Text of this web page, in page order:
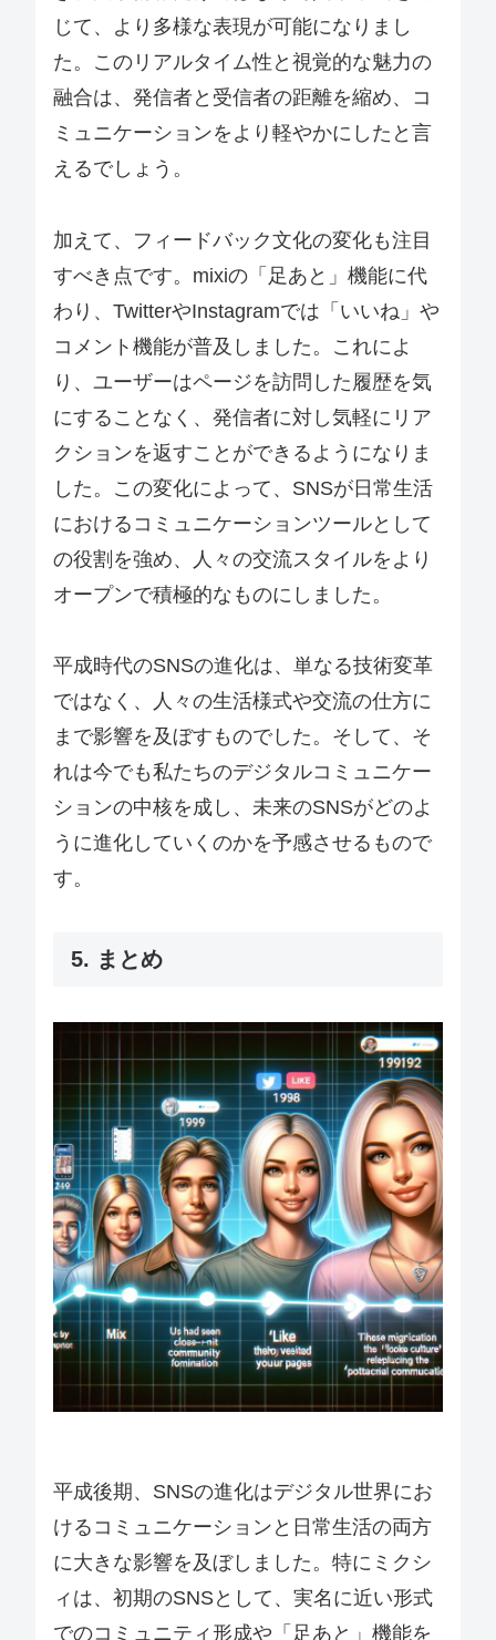
じて、より多様な表現が可能になりまし
た。このリアルタイム性と視覚的な魅力の
融合は、発信者と受信者の距離を縮め、コ
ミュニケーションをより軽やかにしたと言
えるでしょう。
加えて、フィードバック文化の変化も注目
すべき点です。mixiの「足あと」機能に代
わり、TwitterやInstagramでは「いいね」や
コメント機能が普及しました。これによ
り、ユーザーはページを訪問した履歴を気
にすることなく、発信者に対し気軽にリア
クションを返すことができるようになりま
した。この変化によって、SNSが日常生活
におけるコミュニケーションツールとして
の役割を強め、人々の交流スタイルをより
オープンで積極的なものにしました。
平成時代のSNSの進化は、単なる技術変革
ではなく、人々の生活様式や交流の仕方に
まで影響を及ぼすものでした。そして、そ
れは今でも私たちのデジタルコミュニケー
ションの中核を成し、未来のSNSがどのよ
うに進化していくのかを予感させるもので
す。
5. まとめ
平成後期、SNSの進化はデジタル世界にお
けるコミュニケーションと日常生活の両方
に大きな影響を及ぼしました。特にミクシ
ィは、初期のSNSとして、実名に近い形式
でのコミュニティ形成や「足あと」機能を